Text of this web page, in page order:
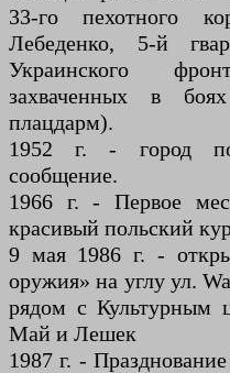
33-го пехотного
Лебеденко, 5-й
Украинского
захваченных в
плацдарм).
1952 г. - город
сообщение.
1966 г. - Первое
красивый польский
9 мая 1986 г. -
оружия» на углу ул.
рядом с Культурным
Май и Лешек
1987 г. -